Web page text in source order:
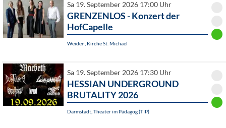
Sa 19. September 2026 17:00 Uhr
GRENZENLOS - Konzert der
HofCapelle
Weiden, Kirche St. Michael
Sa 19. September 2026 17:30 Uhr
HESSIAN UNDERGROUND
BRUTALITY 2026
Darmstadt, Theater im Pädagog (TIP)